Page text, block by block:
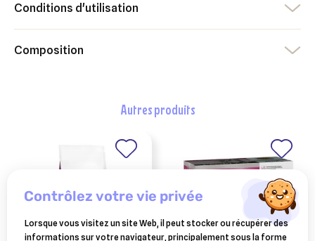
Conditions d'utilisation
Composition
autres produits
contrôlez votre vie privée
Lorsque vous visitez un site Web, il peut stocker ou récupérer des
informations sur votre navigateur, principalement sous la forme